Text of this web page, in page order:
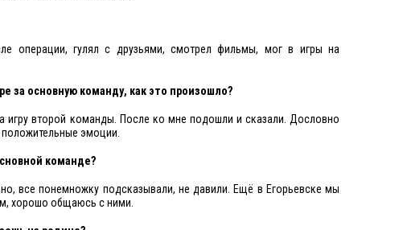
операции, гулял с друзьями, смотрел фильмы, мог в игры на
за основную команду, как это произошло?
игру второй команды. После ко мне подошли и сказали. Дословно
эмоции.
команде?
все понемножку подсказывали, не давили. Ещё в Егорьевске мы
хорошо общаюсь с ними.